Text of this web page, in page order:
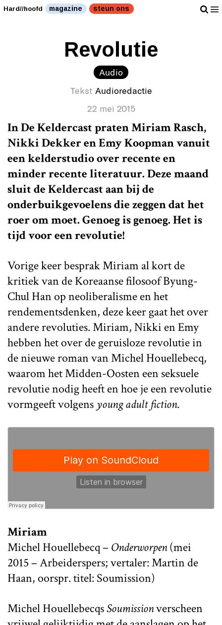
Hard//hoofd magazine steun ons
Revolutie
Audio
Tekst Audioredactie
22 mei 2015
In De Keldercast praten Miriam Rasch,
Nikki Dekker en Emy Koopman vanuit
een kelderstudio over recente en
minder recente literatuur. Deze maand
sluit de Keldercast aan bij de
onderbuikgevoelens die zeggen dat het
roer om moet. Genoeg is genoeg. Het is
tijd voor een revolutie!
Vorige keer besprak Miriam al kort de
kritiek van de Koreaanse filosoof Byung-
Chul Han op neoliberalisme en het
rendementsdenken, deze keer gaat het over
andere revoluties. Miriam, Nikki en Emy
hebben het over de geruisloze revolutie in
de nieuwe roman van Michel Houellebecq,
waarom het Midden-Oosten een seksuele
revolutie nodig heeft en hoe je een revolutie
vormgeeft volgens young adult fiction.
Miriam
Michel Houellebecq – Onderworpen(mei
2015 – Arbeiderspers; vertaler: Martin de
Haan, oorspr. titel: Soumission)
Michel HouellebecqsSoumissionverscheen